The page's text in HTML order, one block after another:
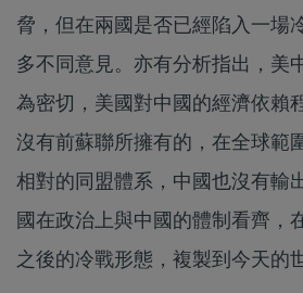
脅，但在兩國是否已經陷入一場
多不同意見。亦有分析指出，美
為密切，美國對中國的經濟依賴
沒有前蘇聯所擁有的，在全球範
相對的同盟體系，中國也沒有輸
國在政治上與中國的體制看齊，
之後的冷戰形態，複製到今天的